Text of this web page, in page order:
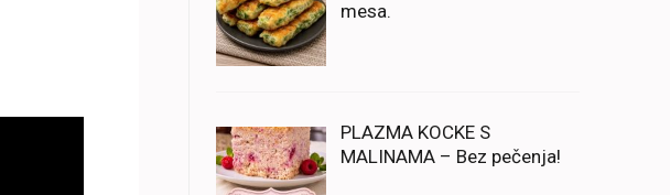
mesa.
PLAZMA KOCKE S
MALINAMA – Bez pečenja!